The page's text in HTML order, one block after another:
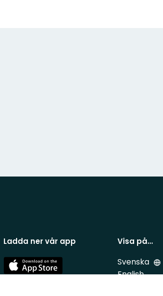
Ladda ner vår app
App
Store
Visa på…
Svenska
English